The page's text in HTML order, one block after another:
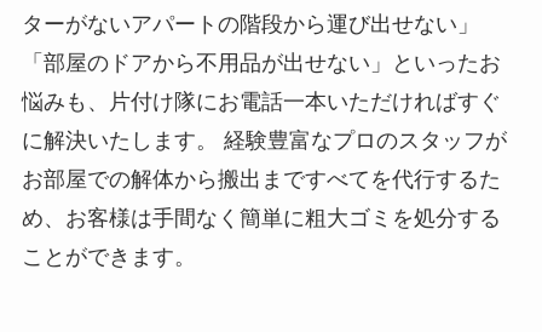
ターがないアパートの階段から運び出せない」
「部屋のドアから不用品が出せない」といったお
悩みも、片付け隊にお電話一本いただければすぐ
に解決いたします。 経験豊富なプロのスタッフが
お部屋での解体から搬出まですべてを代行するた
め、お客様は手間なく簡単に粗大ゴミを処分する
ことができます。